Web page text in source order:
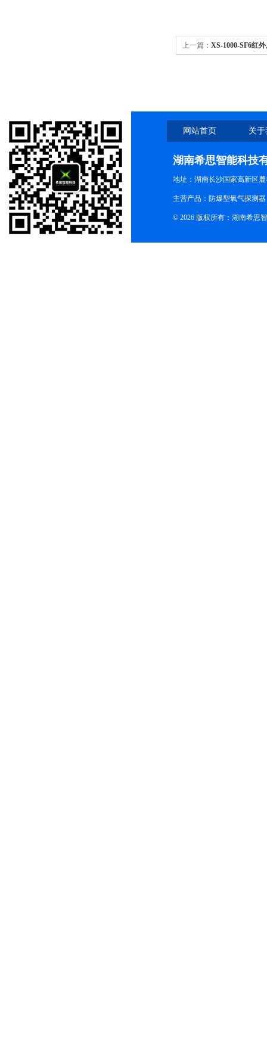
上一篇： XS-1000-SF6红
网站首页 关
湖南希思智能科技
地址：湖南长沙国家高新区
主营产品：防爆型氧气探测器
© 2026 版权所有：湖南希思